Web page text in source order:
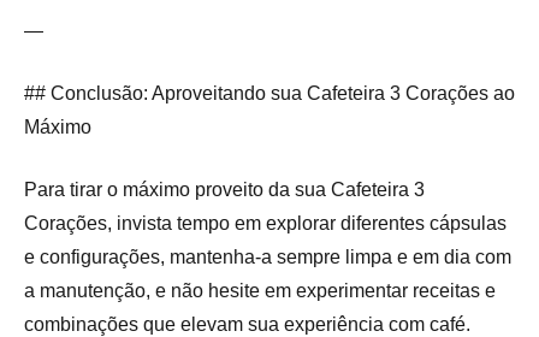
—
## Conclusão: Aproveitando sua Cafeteira 3 Corações ao
Máximo
Para tirar o máximo proveito da sua Cafeteira 3
Corações, invista tempo em explorar diferentes cápsulas
e configurações, mantenha-a sempre limpa e em dia com
a manutenção, e não hesite em experimentar receitas e
combinações que elevam sua experiência com café.